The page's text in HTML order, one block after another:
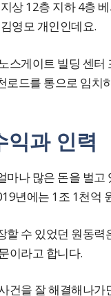
상 12층 지하 4층
영모 개인인데요.
스게이트 빌딩 센
로드를 통으로 임
익과 인력
마나 많은 돈을 벌
년에는 1조 1천억
할 수 있었던 원동
이라고 합니다.
건을 잘 해결해나